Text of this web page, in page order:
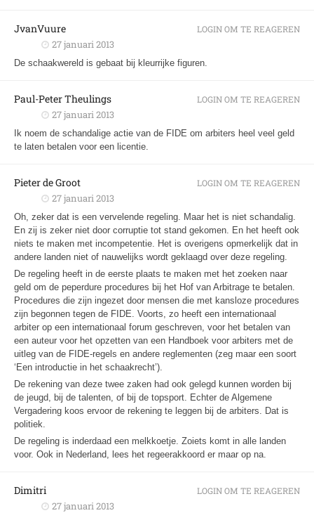
JvanVuure
27 januari 2013
De schaakwereld is gebaat bij kleurrijke figuren.
LOGIN OM TE REAGEREN
Paul-Peter Theulings
27 januari 2013
Ik noem de schandalige actie van de FIDE om arbiters heel veel geld
te laten betalen voor een licentie.
LOGIN OM TE REAGEREN
Pieter de Groot
27 januari 2013
Oh, zeker dat is een vervelende regeling. Maar het is niet schandalig.
En zij is zeker niet door corruptie tot stand gekomen. En het heeft ook
niets te maken met incompetentie. Het is overigens opmerkelijk dat in
andere landen niet of nauwelijks wordt geklaagd over deze regeling.
De regeling heeft in de eerste plaats te maken met het zoeken naar
geld om de peperdure procedures bij het Hof van Arbitrage te betalen.
Procedures die zijn ingezet door mensen die met kansloze procedures
zijn begonnen tegen de FIDE. Voorts, zo heeft een internationaal
arbiter op een internationaal forum geschreven, voor het betalen van
een auteur voor het opzetten van een Handboek voor arbiters met de
uitleg van de FIDE-regels en andere reglementen (zeg maar een soort
‘Een introductie in het schaakrecht’).
De rekening van deze twee zaken had ook gelegd kunnen worden bij
de jeugd, bij de talenten, of bij de topsport. Echter de Algemene
Vergadering koos ervoor de rekening te leggen bij de arbiters. Dat is
politiek.
De regeling is inderdaad een melkkoetje. Zoiets komt in alle landen
voor. Ook in Nederland, lees het regeerakkoord er maar op na.
LOGIN OM TE REAGEREN
Dimitri
27 januari 2013
LOGIN OM TE REAGEREN